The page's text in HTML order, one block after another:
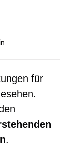
für
.